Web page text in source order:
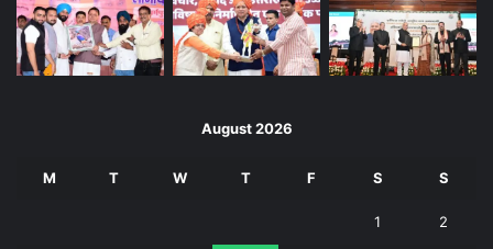
August 2026
M T W T F S S
1 2